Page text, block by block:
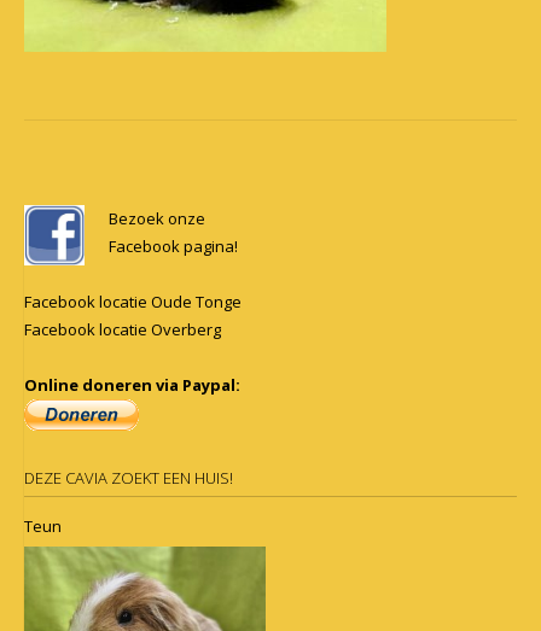
navigation
Bezoek onze
Facebook pagina!
Facebook locatie Oude Tonge
Facebook locatie Overberg
Online doneren via Paypal:
DEZE CAVIA ZOEKT EEN HUIS!
Teun